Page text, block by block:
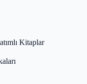
Kitaplar